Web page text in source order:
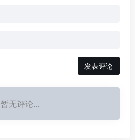
发表评论
暂无评论...